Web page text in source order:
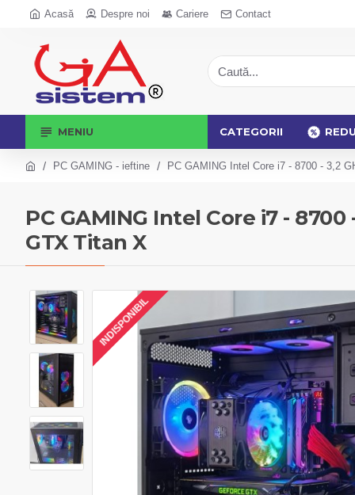
Acasă Despre noi Cariere Contact
MENIU CATEGORII
PC GAMING - ieftine PC GAMING Intel Core i7 - 8700 - 3,2
PC GAMING Intel Core i7 - 8700
GTX Titan X
INDISPONIBIL